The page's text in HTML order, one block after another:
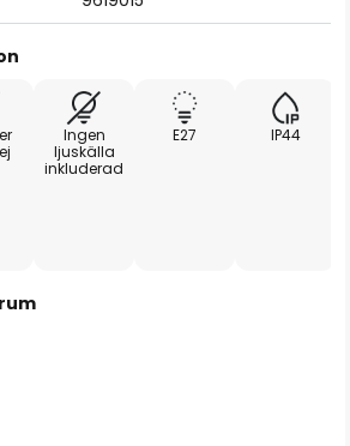
Ingen
ljuskälla
inkluderad
E27 IP44